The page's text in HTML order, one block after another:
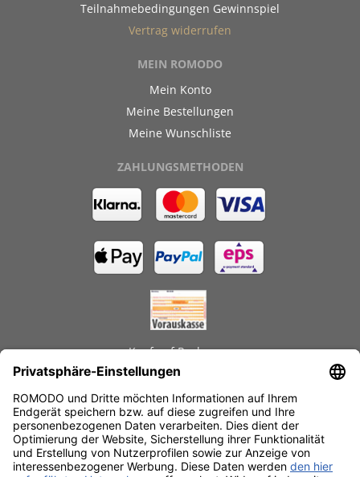
Teilnahmebedingungen Gewinnspiel
Vertrag widerrufen
MEIN ROMODO
Mein Konto
Meine Bestellungen
Meine Wunschliste
ZAHLUNGSMETHODEN
Kauf auf Rechnung
Schnelle Lieferzeiten
Käuferschutz
Datenschutz